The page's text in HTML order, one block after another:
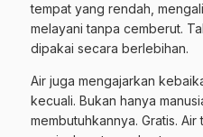
tempat yang rendah,
melayani tanpa cemberut.
dipakai secara berlebihan.
Air juga mengajarkan
kecuali. Bukan hanya
membutuhkannya. Gratis.